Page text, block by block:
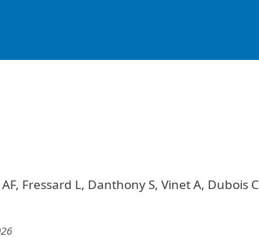
Fressard L, Danthony S, Vinet A, Dubois